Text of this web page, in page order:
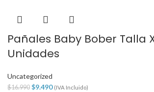
Pañales Baby Bober Talla
Unidades
Uncategorized
$16.990 $9.490 (IVA Incluido)